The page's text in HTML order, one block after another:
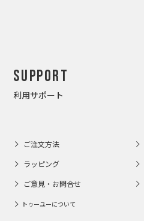
Support
利用サポート
ご注文方法
ラッピング
ご意見・お問合せ
トゥーユーについて